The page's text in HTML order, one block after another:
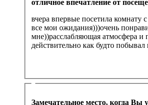
отличное впечатление от
вчера впервые посетила комнату
все мои ожидания)))очень
мне))расслабляющая атмосфера
действительно как будто
Замечательное место, когда Вы